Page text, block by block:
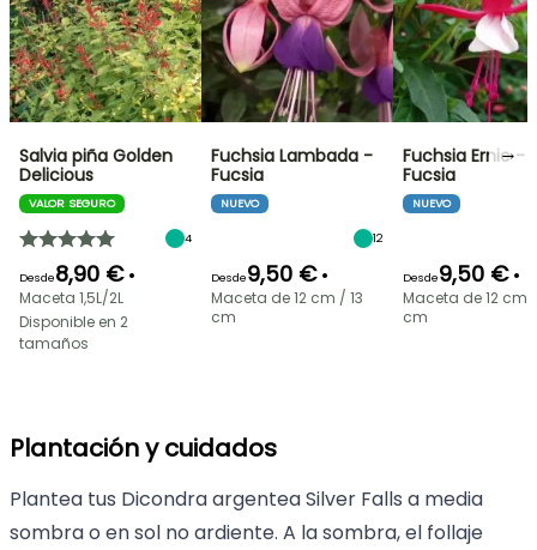
Salvia piña Golden
Delicious
VALOR SEGURO
4
Desde8,90 € •
Maceta 1,5L/2L
Disponible en 2
tamaños
Fuchsia Lambada -
Fucsia
NUEVO
12
Desde9,50 € •
Maceta de 12 cm / 13
cm
Fuchsia Ernie -
Fucsia
NUEVO
Desde9,50 € •
Maceta de 12 cm /
cm
→
Plantación y cuidados
Plantea tus Dicondra argentea Silver Falls a media
sombra o en sol no ardiente. A la sombra, el follaje